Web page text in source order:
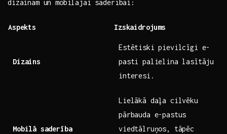
dizainam un mobilajai saderībai:
Aspekts Izskaidrojums
Dizains
Estētiski pievilcīgi e-
pasti palielina lasītāju
interesi.
Mobilā⁢ saderība
Lielākā daļa cilvēku
pārbauda e-pastus
‌viedtālruņos, tāpēc